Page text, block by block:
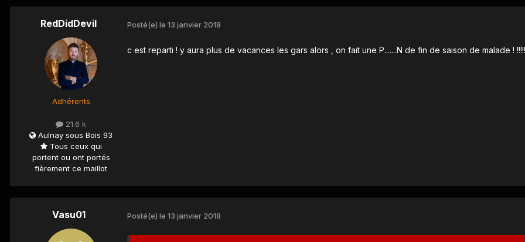
RedDidDevil
Adhérents
21.6 k
Aulnay sous Bois 93
Tous ceux qui
portent ou ont portés
fièrement ce maillot
Posté(e) le 13 janvier 2018
c est reparti ! y aura plus de vacances les gars alors , on fait une P.......N de fin de saison de malade !
Vasu01 Posté(e) le 13 janvier 2018